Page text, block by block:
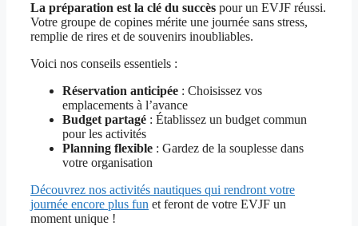
La préparation est la clé du succès pour un EVJF réussi.
Votre groupe de copines mérite une journée sans stress,
remplie de rires et de souvenirs inoubliables.
Voici nos conseils essentiels :
Réservation anticipée : Choisissez vos
emplacements à l’avance
Budget partagé : Établissez un budget commun
pour les activités
Planning flexible : Gardez de la souplesse dans
votre organisation
Découvrez nos activités nautiques qui rendront votre
journée encore plus fun et feront de votre EVJF un
moment unique !